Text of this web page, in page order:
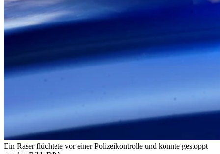
Ein Raser flüchtete vor einer Polizeikontrolle und konnte gestoppt